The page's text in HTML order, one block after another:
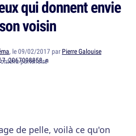
qui donnent envie
voisin
, le 09/02/2017 par Pierre Galouise
partenaire
de pelle, voilà ce qu'on